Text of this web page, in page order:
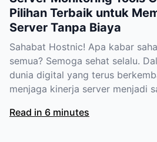
Pilihan Terbaik untuk
Server Tanpa Biaya
Sahabat Hostnic! Apa kabar
semua? Semoga sehat selalu.
dunia digital yang terus
menjaga kinerja server menjadi
Read in 6 minutes